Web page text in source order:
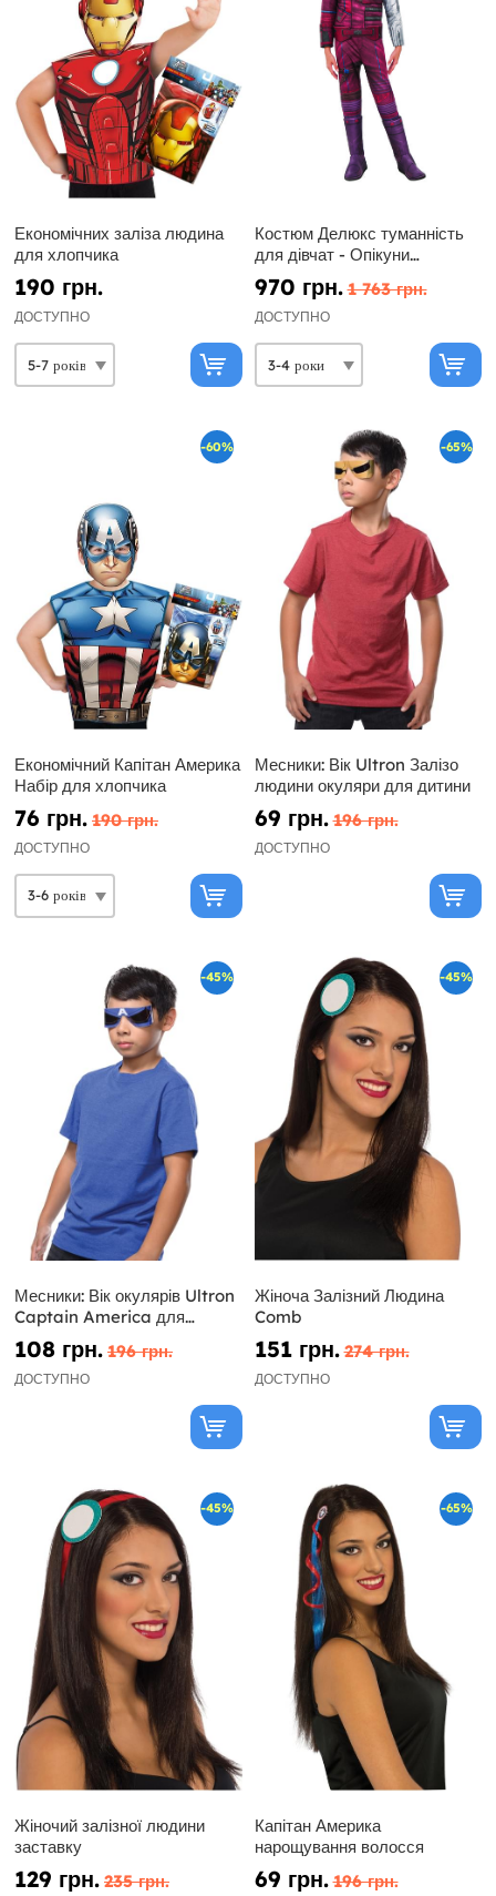
Економічних заліза людина
для хлопчика
190 грн.
ДОСТУПНО
Костюм Делюкс туманність
для дівчат - Опікуни
Галактики Том 3
970 грн. 1 763 грн.
ДОСТУПНО
-60%
Економічний Капітан Америка
Набір для хлопчика
76 грн. 190 грн.
ДОСТУПНО
-65%
Месники: Вік Ultron Залізо
людини окуляри для дитини
69 грн. 196 грн.
ДОСТУПНО
-45%
Месники: Вік окулярів Ultron
Captain America для
дитини
108 грн. 196 грн.
ДОСТУПНО
-45%
Жіноча Залізний Людина
Comb
151 грн. 274 грн.
ДОСТУПНО
-45%
Жіночий залізної людини
заставку
129 грн. 235 грн.
-65%
Капітан Америка
нарощування волосся
69 грн. 196 грн.